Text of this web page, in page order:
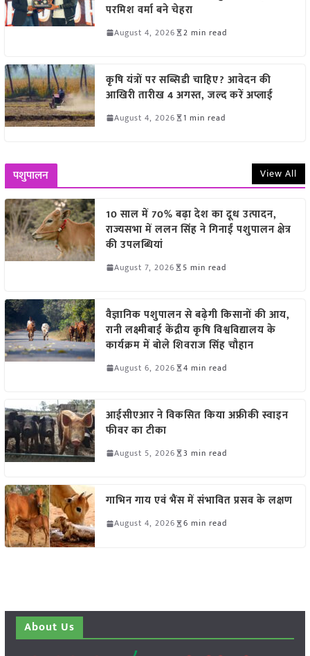
परमिश वर्मा बने चेहरा
August 4, 2026 2 min read
कृषि यंत्रों पर सब्सिडी चाहिए? आवेदन की
आखिरी तारीख 4 अगस्त, जल्द करें अप्लाई
August 4, 2026 1 min read
पशुपालन View All
10 साल में 70% बढ़ा देश का दूध उत्पादन,
राज्यसभा में ललन सिंह ने गिनाईं पशुपालन क्षेत्र
की उपलब्धियां
August 7, 2026 5 min read
वैज्ञानिक पशुपालन से बढ़ेगी किसानों की आय,
रानी लक्ष्मीबाई केंद्रीय कृषि विश्वविद्यालय के
कार्यक्रम में बोले शिवराज सिंह चौहान
August 6, 2026 4 min read
आईसीएआर ने विकसित किया अफ्रीकी स्वाइन
फीवर का टीका
August 5, 2026 3 min read
गाभिन गाय एवं भैंस में संभावित प्रसव के लक्षण
August 4, 2026 6 min read
About Us